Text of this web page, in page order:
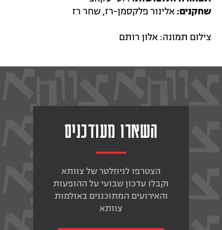
שחקנים: אלינור פלקסמן-רז, שחר רז
צילום תמונה: אלון רותם
השארו מעודכנים
הצטרפו לניוזלטר של צוותא
וקבלו עדכון שבועי על ההופעות
והאירועים המתוכננים באולמות
צוותא